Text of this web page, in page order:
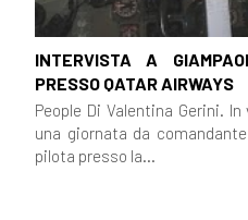
INTERVISTA A
PRESSO QATAR AIRWAYS
People Di Valentina Gerini.
una giornata da
pilota presso la...